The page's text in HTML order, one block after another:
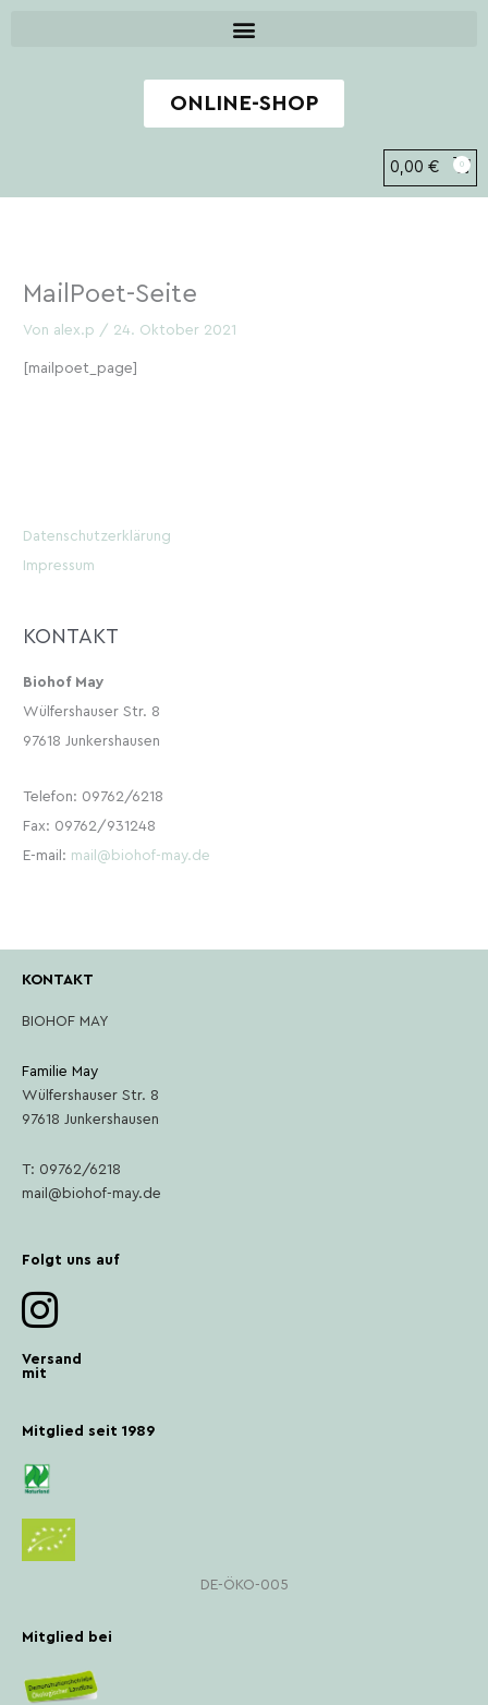
ONLINE-SHOP
0,00 € 0
MailPoet-Seite
Von alex.p / 24. Oktober 2021
[mailpoet_page]
Datenschutzerklärung
Impressum
KONTAKT
Biohof May
Wülfershauser Str. 8
97618 Junkershausen
Telefon: 09762/6218
Fax: 09762/931248
E-mail: mail@biohof-may.de
KONTAKT
BIOHOF MAY
Familie May
Wülfershauser Str. 8
97618 Junkershausen
T: 09762/6218
mail@biohof-may.de
Folgt uns auf
Versand
mit
Mitglied seit 1989
DE-ÖKO-005
Mitglied bei